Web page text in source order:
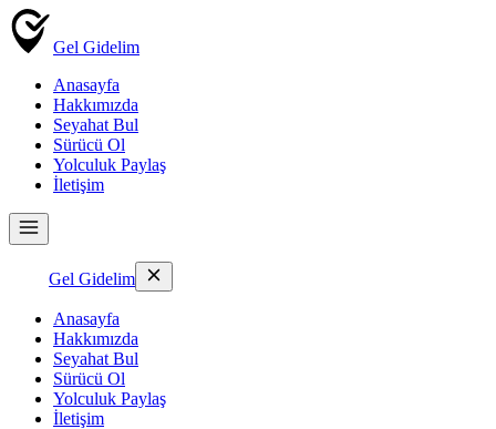
Gel Gidelim
Anasayfa
Hakkımızda
Seyahat Bul
Sürücü Ol
Yolculuk Paylaş
İletişim
Gel Gidelim
Anasayfa
Hakkımızda
Seyahat Bul
Sürücü Ol
Yolculuk Paylaş
İletişim